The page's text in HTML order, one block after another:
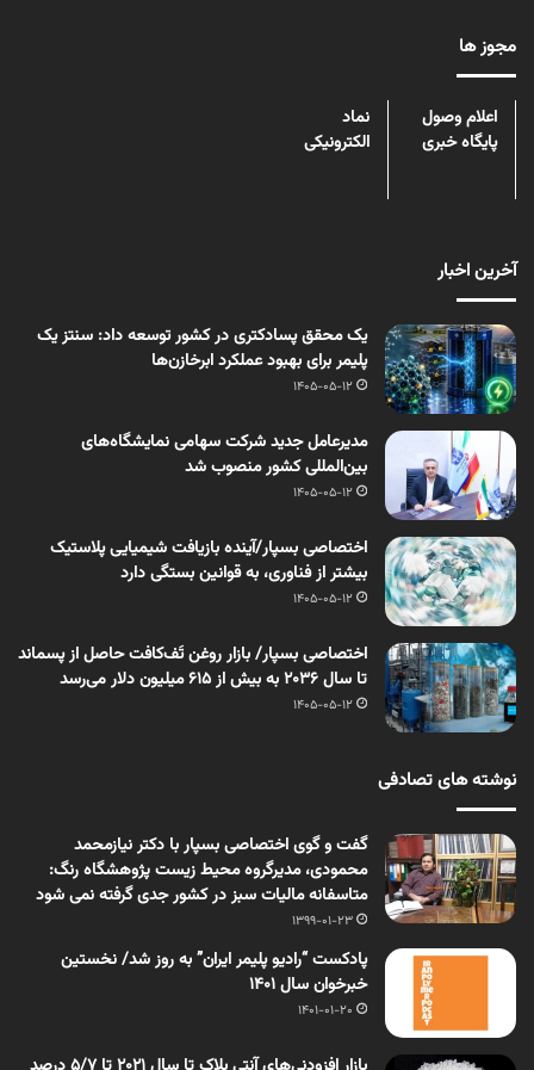
مجوز ها
اعلام وصول
پایگاه خبری
نماد
الکترونیکی
آخرین اخبار
یک محقق پسادکتری در کشور توسعه داد: سنتز یک
پلیمر برای بهبود عملکرد ابرخازن‌ها
1405-05-12
مدیرعامل جدید شرکت سهامی نمایشگاه‌های
بین‌المللی کشور منصوب شد
1405-05-12
اختصاصی بسپار/آینده بازیافت شیمیایی پلاستیک
بیشتر از فناوری، به قوانین بستگی دارد
1405-05-12
اختصاصی بسپار/ بازار روغن تَف‌کافت حاصل از پسماند
تا سال ۲۰۳۶ به بیش از ۶۱۵ میلیون دلار می‌رسد
1405-05-12
نوشته های تصادفی
گفت و گوی اختصاصی بسپار با دکتر نیازمحمد
محمودی، مدیرگروه محیط زیست پژوهشگاه رنگ:
متاسفانه مالیات سبز در کشور جدی گرفته نمی شود
1399-01-23
پادکست “رادیو پلیمر ایران” به روز شد/ نخستین
خبرخوان سال 1401
1401-01-20